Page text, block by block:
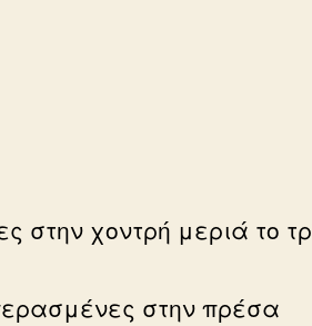
στην χοντρή μεριά το
στην πρέσα